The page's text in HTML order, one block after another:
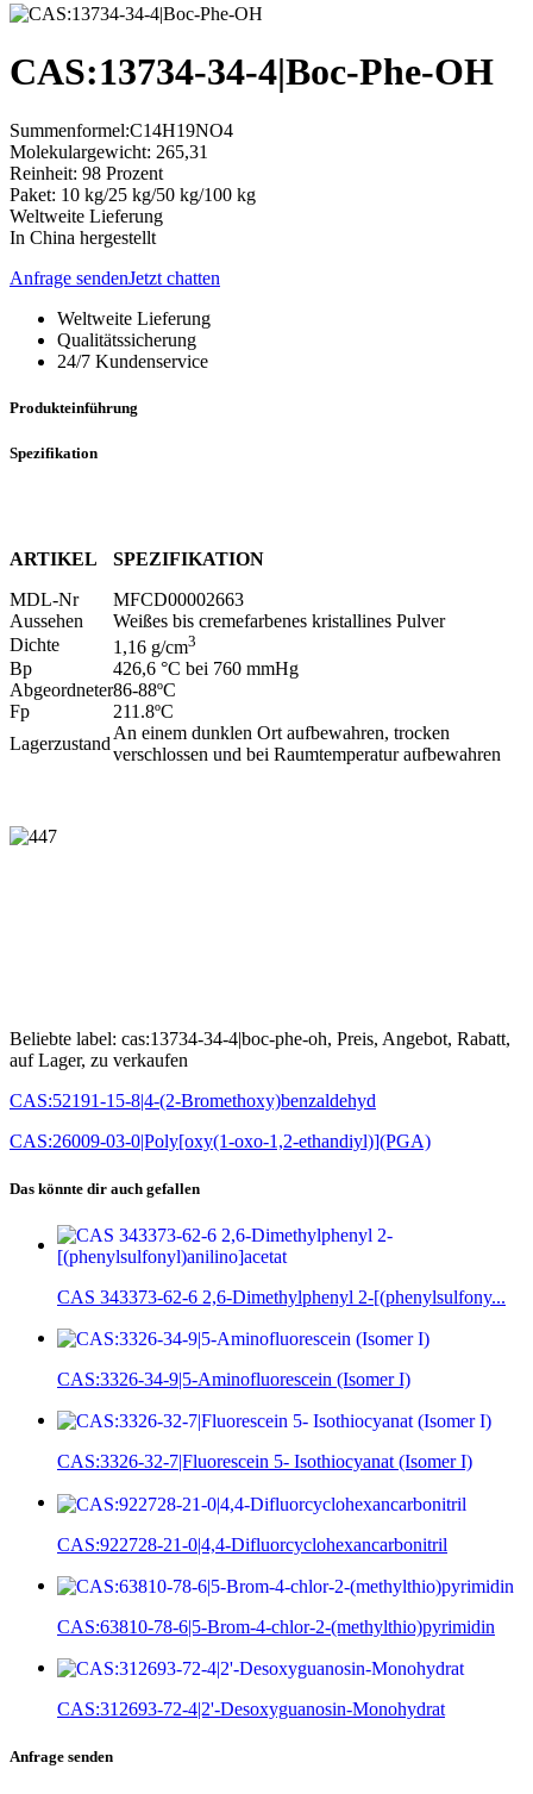
CAS:13734-34-4|Boc-Phe-OH
Summenformel:C14H19NO4
Molekulargewicht: 265,31
Reinheit: 98 Prozent
Paket: 10 kg/25 kg/50 kg/100 kg
Weltweite Lieferung
In China hergestellt
Anfrage sendenJetzt chatten
Weltweite Lieferung
Qualitätssicherung
24/7 Kundenservice
Produkteinführung
Spezifikation
ARTIKEL
SPEZIFIKATION
MDL-Nr
MFCD00002663
Aussehen
Weißes bis cremefarbenes kristallines Pulver
Dichte
1,16 g/cm3
Bp
426,6 °C bei 760 mmHg
Abgeordneter86-88ºC
Fp
211.8ºC
Lagerzustand
An einem dunklen Ort aufbewahren, trocken
verschlossen und bei Raumtemperatur aufbewahren
Beliebte label: cas:13734-34-4|boc-phe-oh, Preis, Angebot, Rabatt,
auf Lager, zu verkaufen
CAS:52191-15-8|4-(2-Bromethoxy)benzaldehyd
CAS:26009-03-0|Poly[oxy(1-oxo-1,2-ethandiyl)](PGA)
Das könnte dir auch gefallen
CAS 343373-62-6 2,6-Dimethylphenyl 2-[(phenylsulfony...
CAS:3326-34-9|5-Aminofluorescein (Isomer I)
CAS:3326-32-7|Fluorescein 5- Isothiocyanat (Isomer I)
CAS:922728-21-0|4,4-Difluorcyclohexancarbonitril
CAS:63810-78-6|5-Brom-4-chlor-2-(methylthio)pyrimidin
CAS:312693-72-4|2'-Desoxyguanosin-Monohydrat
Anfrage senden